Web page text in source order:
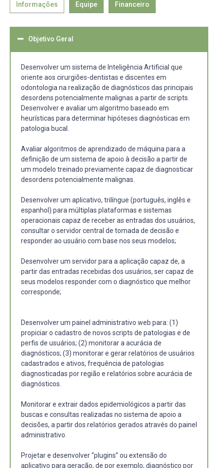
Informações Equipe Financeiro
Objetivo Geral
Desenvolver um sistema de Inteligência Artificial que
oriente aos cirurgiões-dentistas e discentes em
odontologia na realização de diagnósticos das principais
desordens potencialmente malignas a partir de scripts.
Desenvolver e avaliar um algoritmo baseado em
heurísticas para determinar hipóteses diagnósticas em
patologia bucal.
Avaliar algoritmos de aprendizado de máquina para a
definição de um sistema de apoio à decisão a partir de
um modelo treinado previamente capaz de diagnosticar
desordens potencialmente malignas.
Desenvolver um aplicativo, trilíngue (português, inglês e
espanhol) para múltiplas plataformas e sistemas
operacionais capaz de receber as entradas dos usuários,
consultar o servidor central de tomada de decisão e
responder ao usuário com base nos seus modelos;
Desenvolver um servidor para a aplicação capaz de, a
partir das entradas recebidas dos usuários, ser capaz de
seus modelos responder com o diagnóstico que melhor
corresponde;
Desenvolver um painel administrativo web para: (1)
propiciar o cadastro de novos scripts de patologias e de
perfis de usuários; (2) monitorar a acurácia de
diagnósticos; (3) monitorar e gerar relatórios de usuários
cadastrados e ativos, frequência de patologias
diagnosticadas por região e relatórios sobre acurácia de
diagnósticos.
Monitorar e extrair dados epidemiológicos a partir das
buscas e consultas realizadas no sistema de apoio a
decisões, a partir dos relatórios gerados através do painel
administrativo.
Projetar e desenvolver “plugins” ou extensão do
aplicativo para geração, de por exemplo, diagnóstico por